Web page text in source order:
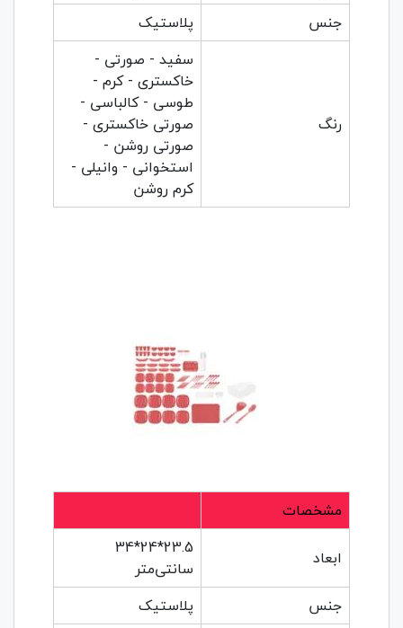
جنس
پلاستیک
رنگ
سفید - صورتی -
خاکستری - کرم -
طوسی - کالباسی -
صورتی خاکستری -
صورتی روشن -
استخوانی - وانیلی -
کرم روشن
مشخصات
ابعاد
23.5*24*34
سانتی‌متر
جنس
پلاستیک